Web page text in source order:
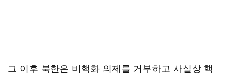
그 이후 북한은 비핵화 의제를 거부하고 사실상 핵